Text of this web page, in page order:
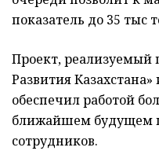
показатель до 35 тыс
Проект, реализуемый
Развития
обеспечил работой
ближайшем будущем
сотрудников.